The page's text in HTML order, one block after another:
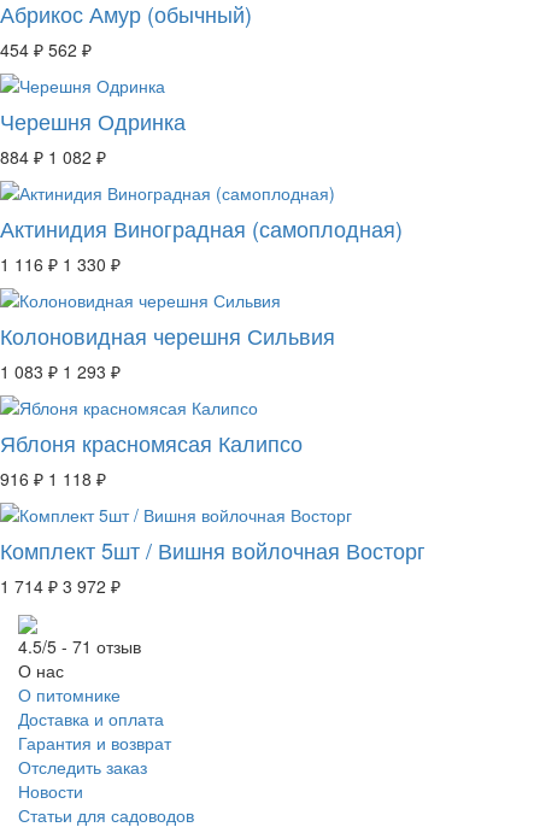
Абрикос Амур (обычный)
454 ₽ 562 ₽
Черешня Одринка
884 ₽ 1 082 ₽
Актинидия Виноградная (самоплодная)
1 116 ₽ 1 330 ₽
Колоновидная черешня Сильвия
1 083 ₽ 1 293 ₽
Яблоня красномясая Калипсо
916 ₽ 1 118 ₽
Комплект 5шт / Вишня войлочная Восторг
1 714 ₽ 3 972 ₽
4.5/5 - 71 отзыв
О нас
О питомнике
Доставка и оплата
Гарантия и возврат
Отследить заказ
Новости
Статьи для садоводов